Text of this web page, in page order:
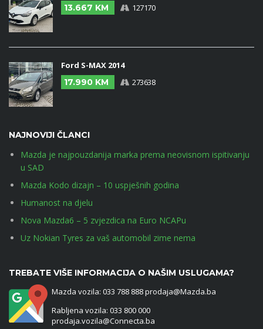
13.667 KM
127170
Ford S-MAX 2014
17.990 KM
273638
NAJNOVIJI ČLANCI
Mazda je najpouzdanija marka prema neovisnom ispitivanju
u SAD
Mazda Kodo dizajn – 10 uspješnih godina
Humanost na djelu
Nova Mazda6 – 5 zvjezdica na Euro NCAPu
Uz Nokian Tyres za vaš automobil zime nema
TREBATE VIŠE INFORMACIJA O NAŠIM USLUGAMA?
Mazda vozila: 033 788 888 prodaja@Mazda.ba
Rabljena vozila: 033 800 000
prodaja.vozila@Connecta.ba